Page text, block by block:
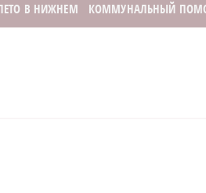
В НИЖНЕМ КОММУНАЛЬНЫЙ